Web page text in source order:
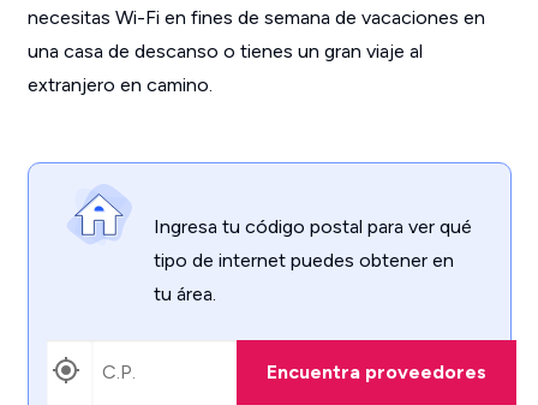
necesitas Wi-Fi en fines de semana de vacaciones en
una casa de descanso o tienes un gran viaje al
extranjero en camino.
Ingresa tu código postal para ver qué
tipo de internet puedes obtener en
tu área.
Encuentra proveedores